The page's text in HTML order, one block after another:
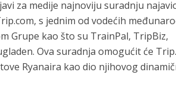
za medije najnoviju suradnju
s jednim od vodećih
Grupe kao što su TrainPal, TripBiz,
Ova suradnja omogućit će
Ryanaira kao dio njihovog